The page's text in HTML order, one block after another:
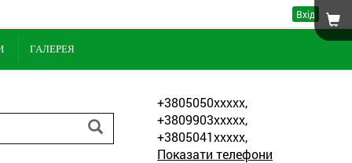
Вхід
ГАЛЕРЕЯ
+3805050xxxxx,
+3809903xxxxx,
+3805041xxxxx,
Показати телефони